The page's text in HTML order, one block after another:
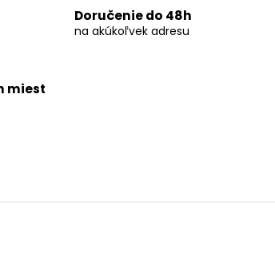
Doručenie do 48h
na akúkoľvek adresu
miest